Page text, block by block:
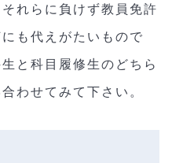
れらに負けず教員免許
も代えがたいもので
と科目履修生のどちら
わせてみて下さい。